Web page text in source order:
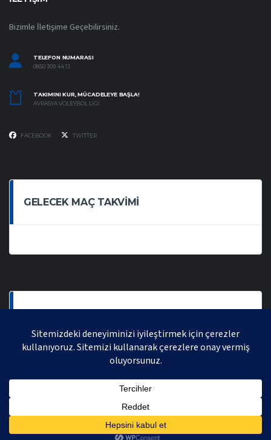
Bizimle İletişime Geçebilirsiniz.
TELEFON NUMARASI
0850 309 44 13
TAKIMINI KUR, MÜCADELEYE BAŞLA!
AVRASYA VOLEYBOL LIGI
FACEBOOK TWITTER
GELECEK MAÇ TAKVIMI
AVRASYA VOLEYBOL LIGI 2021 | AVRASYA SPORTIF FAALIYETLER ORGANIZASYONUDUR,
TÜM HAKLARI SAKLIDIR.